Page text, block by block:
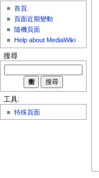
首頁
頁面近期變動
隨機頁面
Help about MediaWiki
搜尋
工具:
特殊頁面